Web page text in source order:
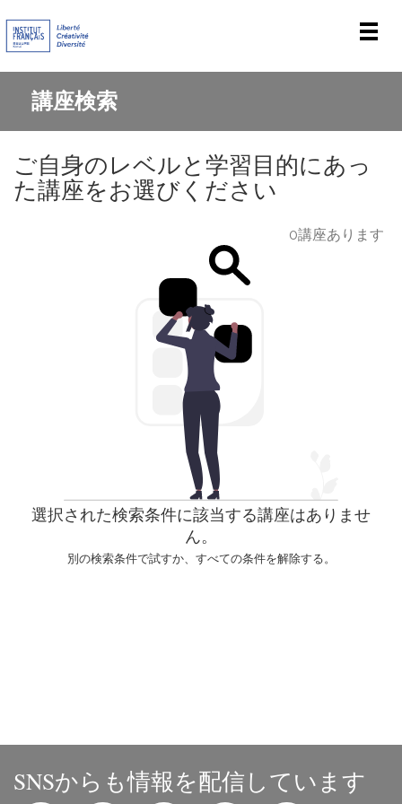
講座検索
ご自身のレベルと学習目的にあっ
た講座をお選びください
0講座あります
選択された検索条件に該当する講座はありませ
ん。
別の検索条件で試すか、すべての条件を解除する。
SNSからも情報を配信しています